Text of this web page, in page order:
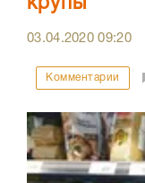
крупы
03.04.202009:20
Комментарии